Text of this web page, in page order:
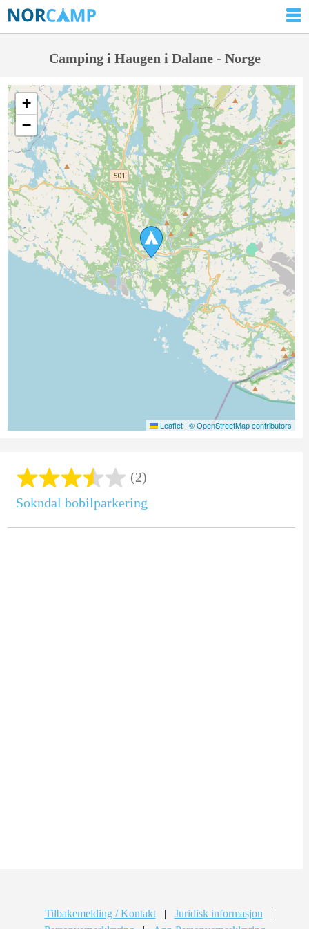
Camping i Haugen i Dalane - Norge
+
−
Leaflet | © OpenStreetMap contributors
(2)
Sokndal bobilparkering
Tilbakemelding / Kontakt | Juridisk informasjon
|